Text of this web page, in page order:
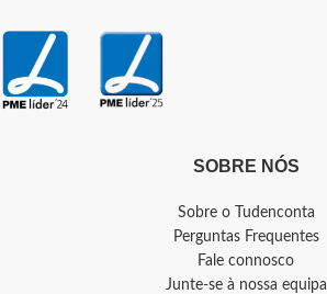
SOBRE NÓS
Sobre o Tudenconta
Perguntas Frequentes
Fale connosco
Junte-se à nossa equipa